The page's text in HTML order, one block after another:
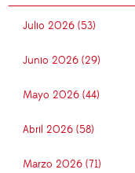
Julio 2026 (53)
Junio 2026 (29)
Mayo 2026 (44)
Abril 2026 (58)
Marzo 2026 (71)